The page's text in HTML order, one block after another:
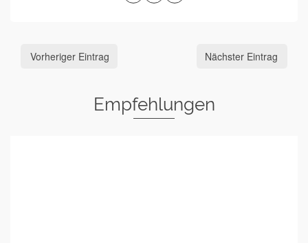
Vorheriger Eintrag Nächster Eintrag
Empfehlungen